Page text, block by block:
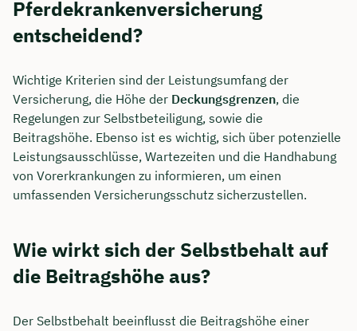
Pferdekrankenversicherung
entscheidend?
Wichtige Kriterien sind der Leistungsumfang der
Versicherung, die Höhe der Deckungsgrenzen, die
Regelungen zur Selbstbeteiligung, sowie die
Beitragshöhe. Ebenso ist es wichtig, sich über potenzielle
Leistungsausschlüsse, Wartezeiten und die Handhabung
von Vorerkrankungen zu informieren, um einen
umfassenden Versicherungsschutz sicherzustellen.
Wie wirkt sich der Selbstbehalt auf
die Beitragshöhe aus?
Der Selbstbehalt beeinflusst die Beitragshöhe einer